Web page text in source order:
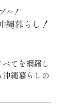
ル！
縄暮らし！
てを網羅し
縄暮らしの